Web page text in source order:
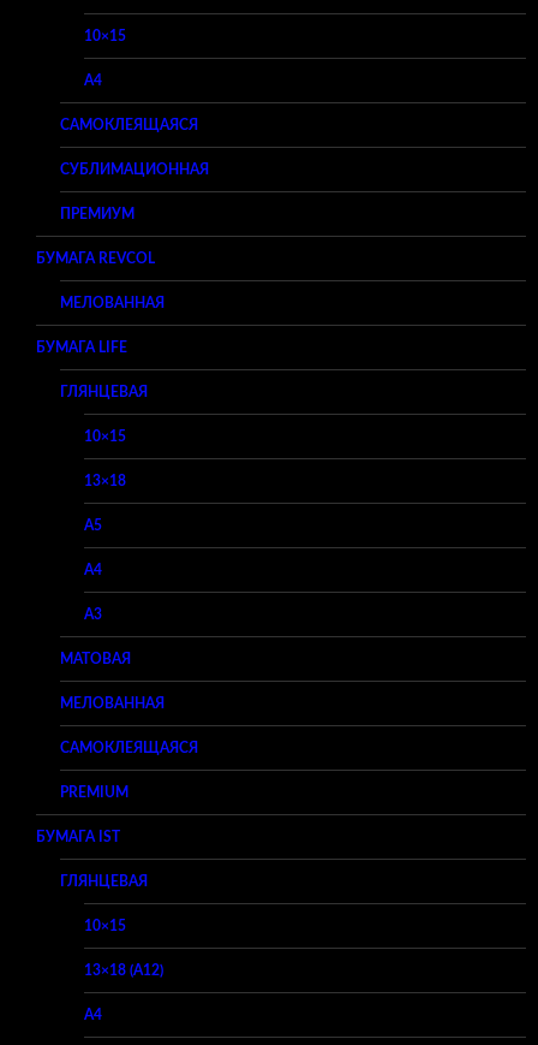
10×15
A4
САМОКЛЕЯЩАЯСЯ
СУБЛИМАЦИОННАЯ
ПРЕМИУМ
БУМАГА REVCOL
МЕЛОВАННАЯ
БУМАГА LIFE
ГЛЯНЦЕВАЯ
10×15
13×18
A5
A4
A3
МАТОВАЯ
МЕЛОВАННАЯ
САМОКЛЕЯЩАЯСЯ
PREMIUM
БУМАГА IST
ГЛЯНЦЕВАЯ
10×15
13×18 (A12)
A4